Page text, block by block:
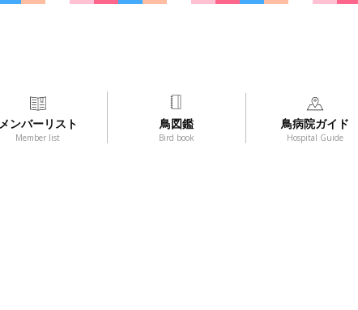
メンバーリスト
Member list
鳥図鑑
Bird book
鳥病院ガイド
Hospital Guide